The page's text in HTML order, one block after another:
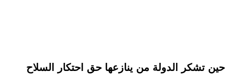
حين تشكر الدولة من ينازعها حق احتكار السلاح